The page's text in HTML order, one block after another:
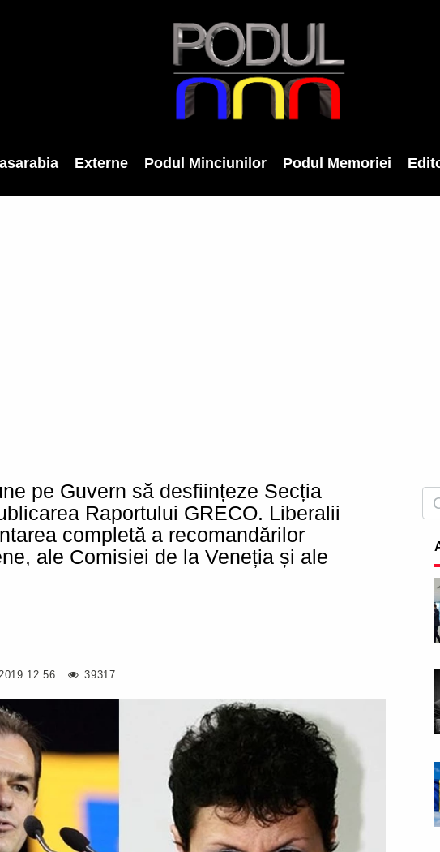
Externe Podul Minciunilor Podul Memoriei
pe Guvern să desființeze Secția
Raportului GRECO. Liberalii
completă a recomandărilor
ale Comisiei de la Veneția și ale
12:56 39317